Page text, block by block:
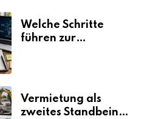
Welche Schritte
führen zur
Vermietung als
zweites Standbein: